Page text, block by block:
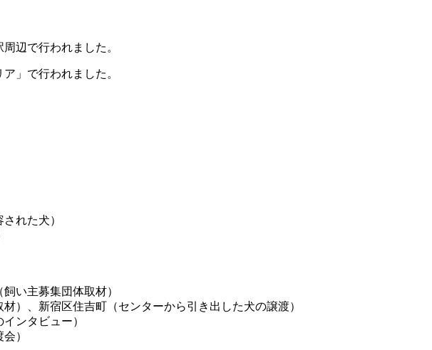
辺で行われました。
」で行われました。
れた犬）
い主募集団体取材）
）、新宿区住吉町（センターから引き出した犬の譲渡）
ンタビュー）
）